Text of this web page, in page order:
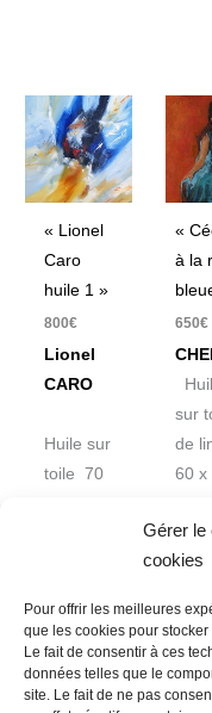
Gérer le
cookies
Pour offrir les meilleures
que les cookies pour
Le fait de consentir à ces
données telles que le
site. Le fait de ne pas
« Lionel
Caro
huile 1 »
800€
Lionel
CARO
Huile sur
toile 70
«
à la
650€
sur
de
60 x
Nous contacter